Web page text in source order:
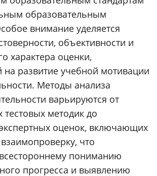
образовательным
внимание уделяется
объективности и
характера оценки,
на развитие учебной мотивации
Методы анализа
варьируются от
методик до
оценок, включающих
что
пониманию
прогресса и выявлению